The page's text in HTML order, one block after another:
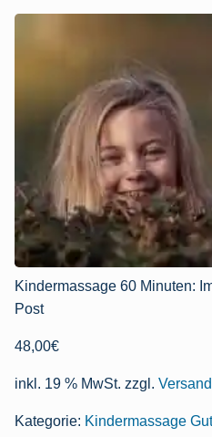
Kindermassage 60 Minuten:
Post
48,00€
inkl. 19 % MwSt. zzgl.
Kategorie: Kindermassage